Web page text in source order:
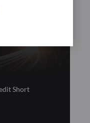
Short